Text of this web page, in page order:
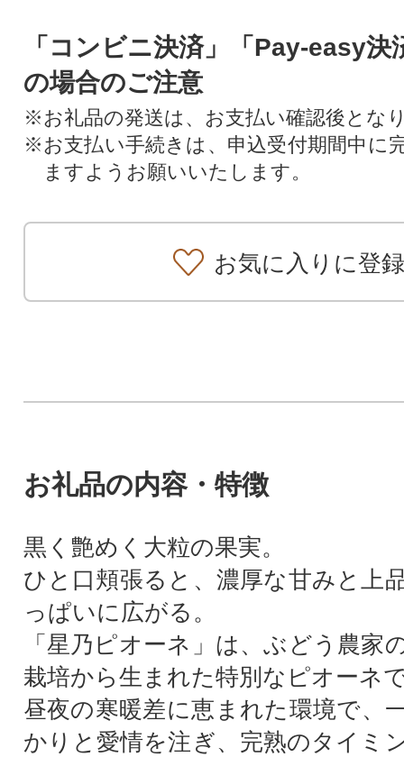
「コンビニ決済」「Pay-easy決
の場合のご注意
※お礼品の発送は、お支払い確認後とな
※お支払い手続きは、申込受付期間中に
ますようお願いいたします。
お気に入りに登録
お礼品の内容・特徴
黒く艶めく大粒の果実。
ひと口頬張ると、濃厚な甘みと上
っぱいに広がる。
「星乃ピオーネ」は、ぶどう農家
栽培から生まれた特別なピオーネ
昼夜の寒暖差に恵まれた環境で、
かりと愛情を注ぎ、完熟のタイミ